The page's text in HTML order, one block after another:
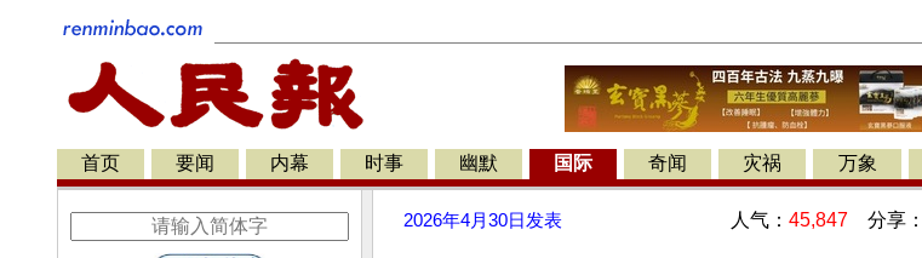
首页 要闻 内幕 时事 幽默 国际 奇闻 灾祸 万象
2026年4月30日 发表 人气： 45,847 分享：